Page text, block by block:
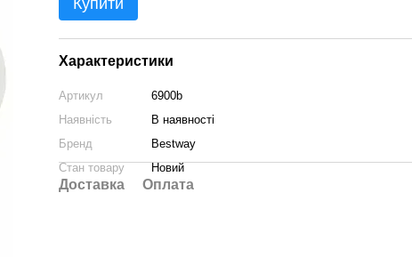
Купити
Характеристики
Артикул
6900b
Наявність
В наявності
Бренд
Bestway
Стан товару
Новий
Доставка Оплата